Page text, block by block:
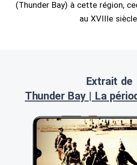
(Thunder Bay) à cette région,
au XVIIIe
Extrait de
Thunder Bay | La